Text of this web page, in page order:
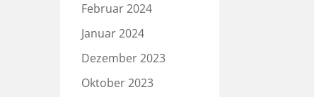
Februar 2024
Januar 2024
Dezember 2023
Oktober 2023